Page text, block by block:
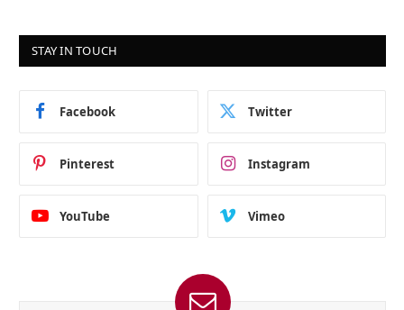
STAY IN TOUCH
Facebook Twitter
Pinterest Instagram
YouTube Vimeo